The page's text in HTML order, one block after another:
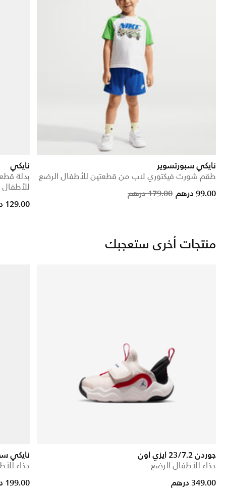
نايكي سبورتسوير
طقم شورت فيكتوري لاب من قطعتين للأطفال الرضع
179.00 درهم
99.00 درهم
نايكي
بدلة
للأطفال
129.00 درهم
منتجات أخرى ستعجبك
جوردن 23/7.2 ايزي اون
حذاء للأطفال الرضع
349.00 درهم
نايكي
حذاء
reduced from
to
199.00 درهم